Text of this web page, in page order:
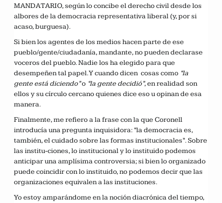
MANDATARIO, según lo concibe el derecho civil desde los
albores de la democracia representativa liberal (y, por si
acaso, burguesa).
Si bien los agentes de los medios hacen parte de ese
pueblo/gente/ciudadanía, mandante, no pueden declarase
voceros del pueblo. Nadie los ha elegido para que
desempeñen tal papel. Y cuando dicen cosas como “la
gente está diciendo”o “la gente decidió”, en realidad son
ellos y su círculo cercano quienes dice eso u opinan de esa
manera.
Finalmente, me refiero a la frase con la que Coronell
introducía una pregunta inquisidora: “la democracia es,
también, el cuidado sobre las formas institucionales”. Sobre
las institu-ciones, lo institucional y lo instituido podemos
anticipar una amplísima controversia; si bien lo organizado
puede coincidir con lo instituido, no podemos decir que las
organizaciones equivalen a las instituciones.
Yo estoy amparándome en la noción diacrónica del tiempo,